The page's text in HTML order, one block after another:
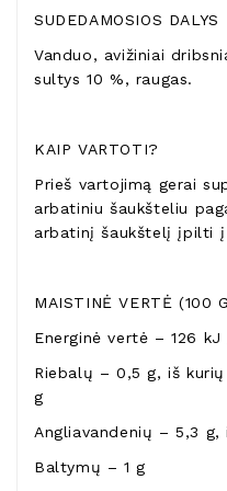
SUDEDAMOSIOS DALYS
Vanduo, avižiniai
sultys 10 %, raugas.
KAIP VARTOTI?
Prieš vartojimą gerai
arbatiniu šaukšteliu
arbatinį šaukštelį įpilti į
MAISTINĖ VERTĖ (100
Energinė vertė – 126
Riebalų – 0,5 g, iš
g
Angliavandenių – 5,3
Baltymų – 1 g